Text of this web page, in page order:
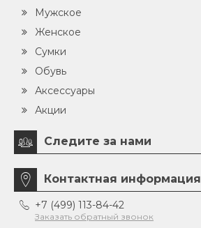
Мужское
Женское
Сумки
Обувь
Аксессуары
Акции
Следите за нами
Контактная информация
+7 (499) 113-84-42
Заказать обратный звонок